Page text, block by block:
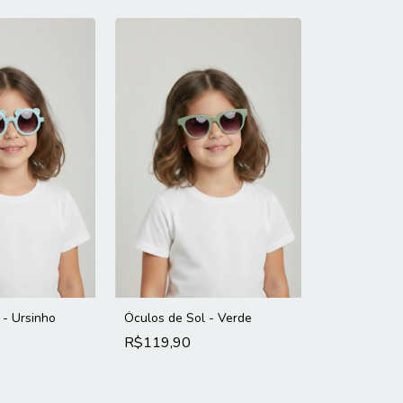
Ursinho Óculos de Sol - Verde
R$119,90